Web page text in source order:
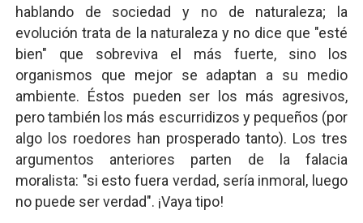
hablando de sociedad y no de naturaleza; la
evolución trata de la naturaleza y no dice que "esté
bien" que sobreviva el más fuerte, sino los
organismos que mejor se adaptan a su medio
ambiente. Éstos pueden ser los más agresivos,
pero también los más escurridizos y pequeños (por
algo los roedores han prosperado tanto). Los tres
argumentos anteriores parten de la falacia
moralista: "si esto fuera verdad, sería inmoral, luego
no puede ser verdad". ¡Vaya tipo!